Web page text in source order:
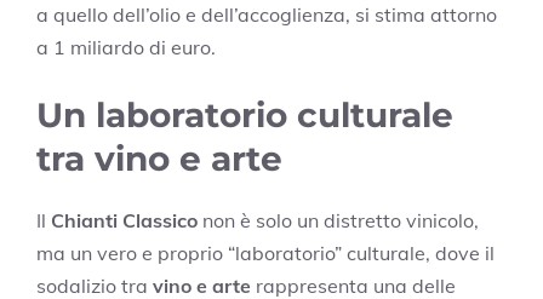
a quello dell’olio e dell’accoglienza, si stima attorno
a 1 miliardo di euro.
Un laboratorio culturale
tra vino e arte
Il Chianti Classico non è solo un distretto vinicolo,
ma un vero e proprio “laboratorio” culturale, dove il
sodalizio tra vino e arte rappresenta una delle